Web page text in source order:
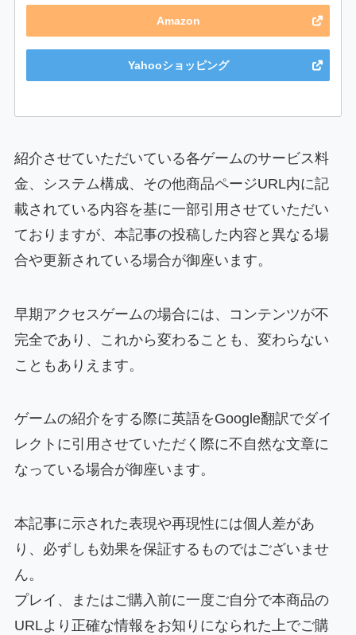
Amazon
Yahooショッピング
紹介させていただいている各ゲームのサービス料
金、システム構成、その他商品ページURL内に記
載されている内容を基に一部引用させていただい
ておりますが、本記事の投稿した内容と異なる場
合や更新されている場合が御座います。
早期アクセスゲームの場合には、コンテンツが不
完全であり、これから変わることも、変わらない
こともありえます。
ゲームの紹介をする際に英語をGoogle翻訳でダイ
レクトに引用させていただく際に不自然な文章に
なっている場合が御座います。
本記事に示された表現や再現性には個人差があ
り、必ずしも効果を保証するものではございませ
ん。
プレイ、またはご購入前に一度ご自分で本商品の
URLより正確な情報をお知りになられた上でご購